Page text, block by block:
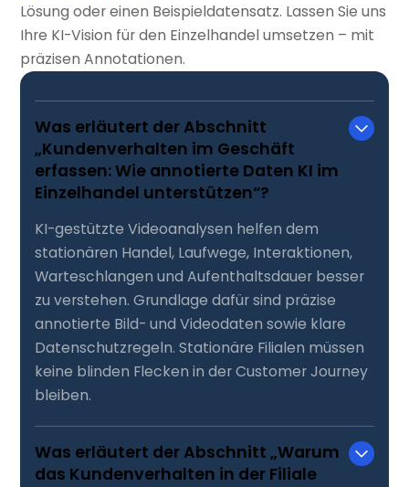
Lösung oder einen Beispieldatensatz. Lassen Sie uns
Ihre KI-Vision für den Einzelhandel umsetzen – mit
präzisen Annotationen.
Was erläutert der Abschnitt
„Kundenverhalten im Geschäft
erfassen: Wie annotierte Daten KI im
Einzelhandel unterstützen“?
KI-gestützte Videoanalysen helfen dem
stationären Handel, Laufwege, Interaktionen,
Warteschlangen und Aufenthaltsdauer besser
zu verstehen. Grundlage dafür sind präzise
annotierte Bild- und Videodaten sowie klare
Datenschutzregeln. Stationäre Filialen müssen
keine blinden Flecken in der Customer Journey
bleiben.
Was erläutert der Abschnitt „Warum
das Kundenverhalten in der Filiale